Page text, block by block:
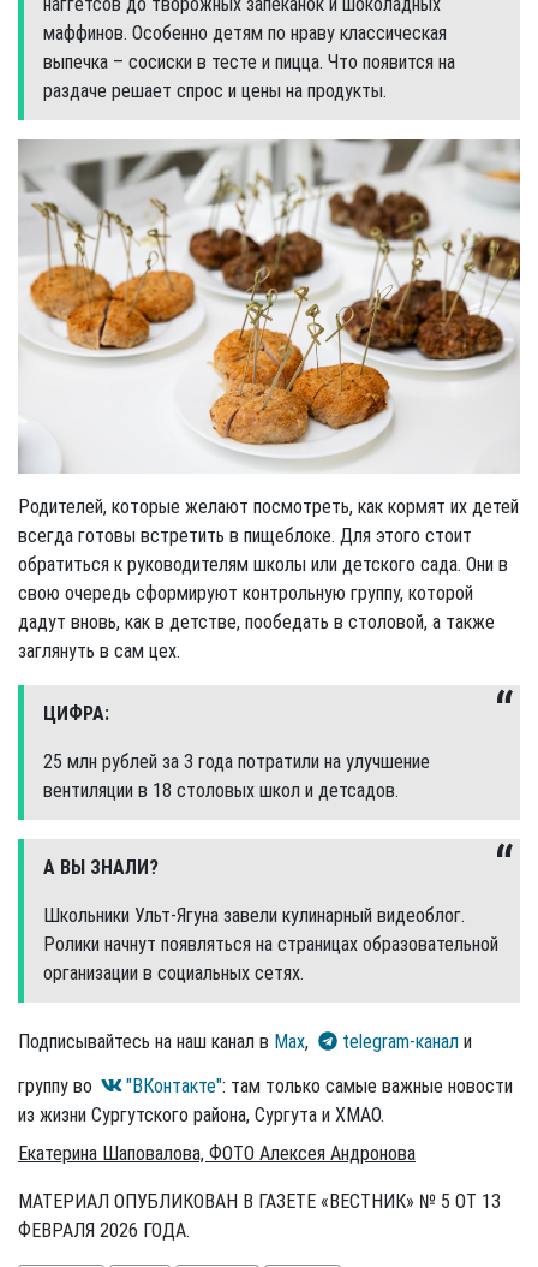
маффинов. Особенно детям по нраву классическая
выпечка – сосиски в тесте и пицца. Что появится на
раздаче решает спрос и цены на продукты.
Родителей, которые желают посмотреть, как кормят их детей
всегда готовы встретить в пищеблоке. Для этого стоит
обратиться к руководителям школы или детского сада. Они в
свою очередь сформируют контрольную группу, которой
дадут вновь, как в детстве, пообедать в столовой, а также
заглянуть в сам цех.
ЦИФРА:
25 млн рублей за 3 года потратили на улучшение
вентиляции в 18 столовых школ и детсадов.
А ВЫ ЗНАЛИ?
Школьники Ульт-Ягуна завели кулинарный видеоблог.
Ролики начнут появляться на страницах образовательной
организации в социальных сетях.
Подписывайтесь на наш канал в Max, telegram-канал и
группу во
"ВКонтакте": там только самые важные новости
из жизни Сургутского района, Сургута и ХМАО.
Екатерина Шаповалова, ФОТО Алексея Андронова
МАТЕРИАЛ ОПУБЛИКОВАН В ГАЗЕТЕ «ВЕСТНИК» № 5 ОТ 13
ФЕВРАЛЯ 2026 ГОДА.